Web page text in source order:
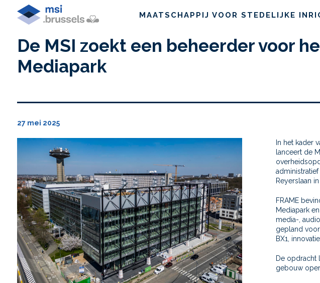
MAATSCHAPPIJ VOOR STEDELIJKE
De MSI zoekt een beheerder voor
Mediapark
27 mei 2025
In het kader
lanceert de
Reyerslaan
FRAME
Mediapark
media-,
gepland
BX1,
De opdracht
gebouw